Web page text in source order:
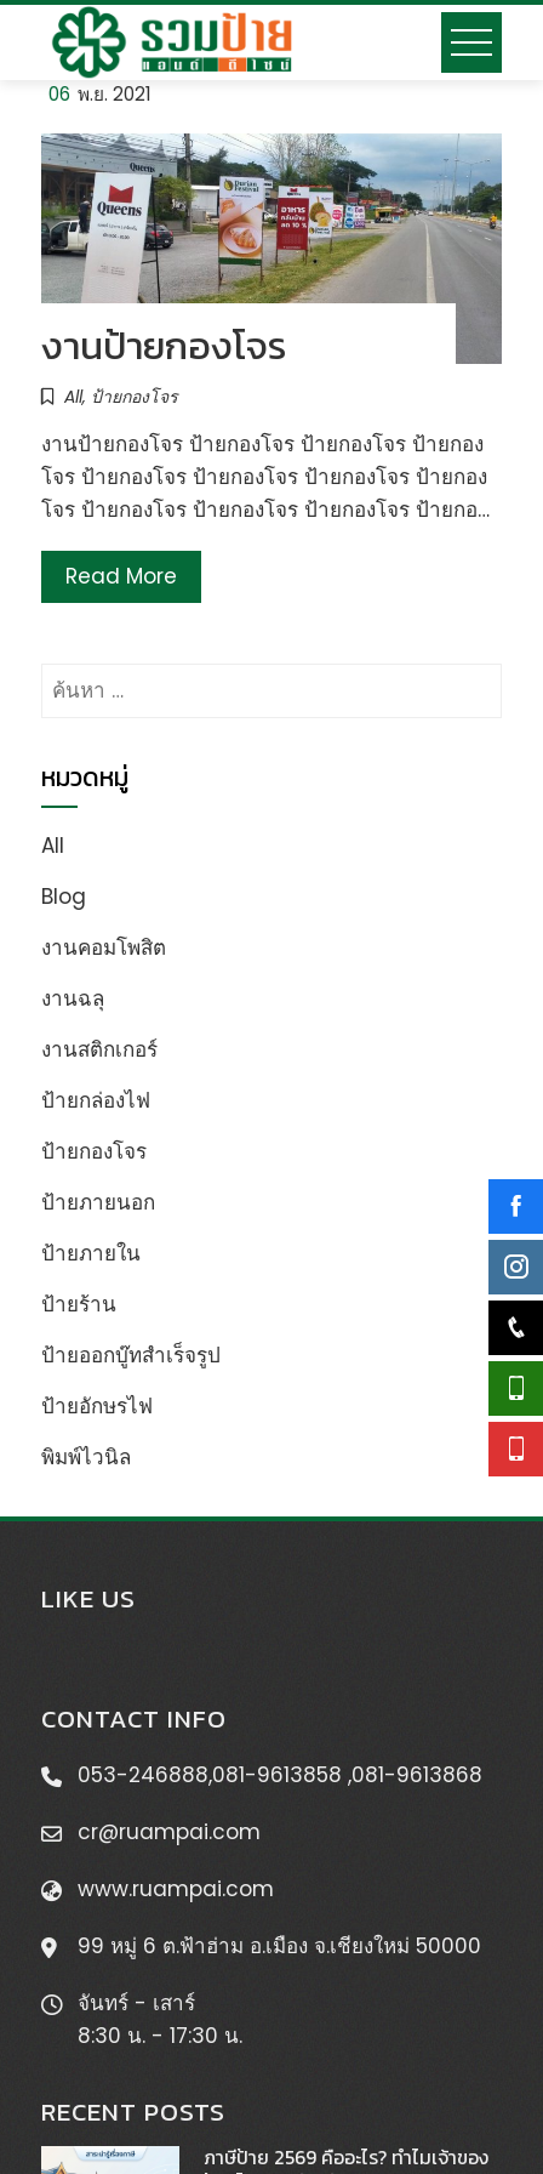
Skip
content
06 พ.ย. 2021
งานป้ายกองโจร
All, ป้ายกองโจร
งานป้ายกองโจร ป้ายกองโจร ป้ายกองโจร ป้ายกอง
โจร ป้ายกองโจร ป้ายกองโจร ป้ายกองโจร ป้ายกอง
โจร ป้ายกองโจร ป้ายกองโจร ป้ายกองโจร ป้ายกอ…
Read More
ค้นหา
หมวดหมู่
All
Blog
งานคอมโพสิต
งานฉลุ
งานสติกเกอร์
ป้ายกล่องไฟ
ป้ายกองโจร
ป้ายภายนอก
ป้ายภายใน
ป้ายร้าน
ป้ายออกบู๊ทสำเร็จรูป
ป้ายอักษรไฟ
พิมพ์ไวนิล
LIKE US
CONTACT INFO
053-246888,081-9613858 ,081-9613868
cr@ruampai.com
www.ruampai.com
99 หมู่ 6 ต.ฟ้าฮ่าม อ.เมือง จ.เชียงใหม่ 50000
จันทร์ - เสาร์
8:30 น. - 17:30 น.
RECENT POSTS
ภาษีป้าย 2569 คืออะไร? ทำไมเจ้าของ